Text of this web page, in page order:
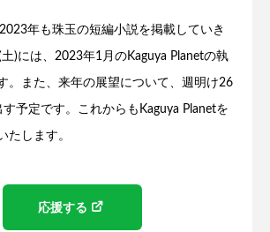
年も珠玉の短編小説を掲載していき
)には、2023年1月のKaguya Planetの執
。また、来年の展望について、週明け26
す予定です。これからもKaguya Planetを
たします。
応援する